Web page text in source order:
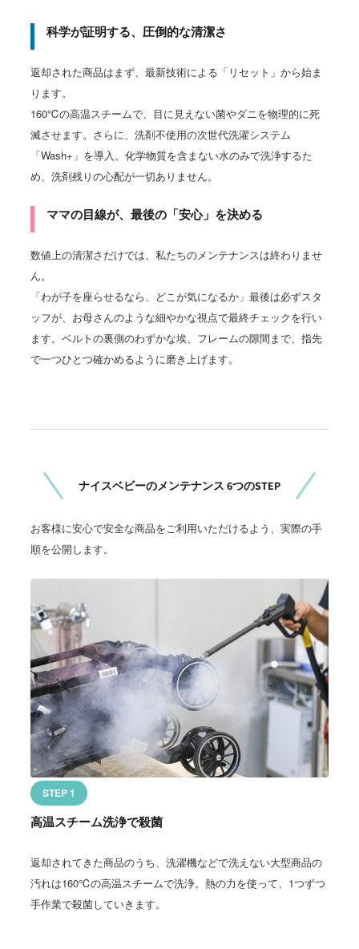
科学が証明する、圧倒的な清潔さ
返却された商品はまず、最新技術による「リセット」から始ま
ります。
160℃の高温スチームで、目に見えない菌やダニを物理的に死
滅させます。さらに、洗剤不使用の次世代洗濯システム
「Wash+」を導入。化学物質を含まない水のみで洗浄するた
め、洗剤残りの心配が一切ありません。
ママの目線が、最後の「安心」を決める
数値上の清潔さだけでは、私たちのメンテナンスは終わりませ
ん。
「わが子を座らせるなら、どこが気になるか」最後は必ずスタ
ッフが、お母さんのような細やかな視点で最終チェックを行い
ます。ベルトの裏側のわずかな埃、フレームの隙間まで、指先
で一つひとつ確かめるように磨き上げます。
ナイスベビーのメンテナンス 6つのSTEP
お客様に安心で安全な商品をご利用いただけるよう、実際の手
順を公開します。
STEP 1
高温スチーム洗浄で殺菌
返却されてきた商品のうち、洗濯機などで洗えない大型商品の
汚れは160℃の高温スチームで洗浄。熱の力を使って、1つずつ
手作業で殺菌していきます。